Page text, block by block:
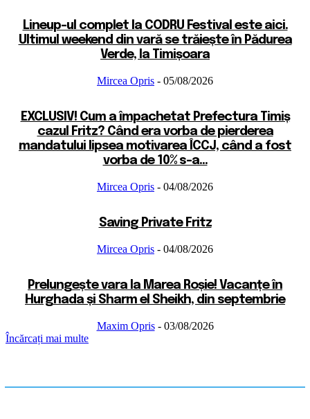
Lineup-ul complet la CODRU Festival este aici.
Ultimul weekend din vară se trăiește în Pădurea
Verde, la Timișoara
Mircea Opris - 05/08/2026
EXCLUSIV! Cum a împachetat Prefectura Timiș
cazul Fritz? Când era vorba de pierderea
mandatului lipsea motivarea ÎCCJ, când a fost
vorba de 10% s-a...
Mircea Opris - 04/08/2026
Saving Private Fritz
Mircea Opris - 04/08/2026
Prelungește vara la Marea Roșie! Vacanțe în
Hurghada și Sharm el Sheikh, din septembrie
Maxim Opris - 03/08/2026
Încărcați mai multe